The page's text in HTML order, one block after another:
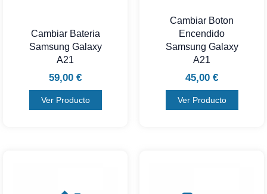
Cambiar Bateria
Samsung Galaxy
A21
59,00 €
Ver Producto
Cambiar Boton
Encendido
Samsung Galaxy
A21
45,00 €
Ver Producto